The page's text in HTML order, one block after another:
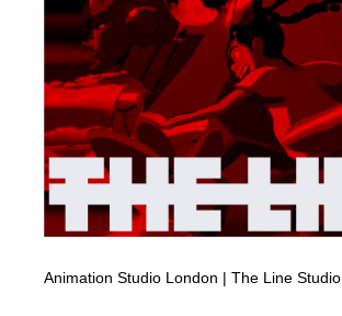
Animation Studio London | The Line Studio